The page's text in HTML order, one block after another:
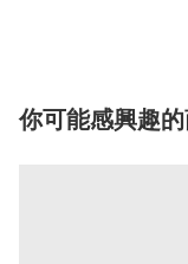
你可能感興趣